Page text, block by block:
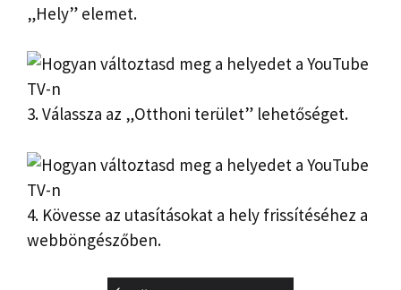
„Hely” elemet.
3. Válassza az „Otthoni terület” lehetőséget.
4. Kövesse az utasításokat a hely frissítéséhez a
webböngészőben.